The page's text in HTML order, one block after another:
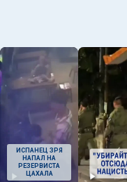
ИСПАНЕЦ ЗРЯ
НАПАЛ НА
РЕЗЕРВИСТА
ЦАХАЛА